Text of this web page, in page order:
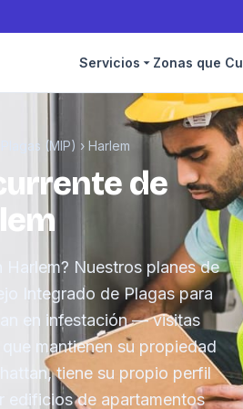
Servicios Zonas que
(MIP) › Harlem
de
Harlem? Nuestros planes de
Integrado de Plagas para
en infestación — visitas
mantienen su propiedad
tiene su propio perfil
edificios de apartamentos